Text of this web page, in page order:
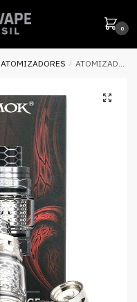
0
ATOMIZADORES / ATOMIZADOR TANK TFV12 PRINCE COBRA EDITION – SMOK